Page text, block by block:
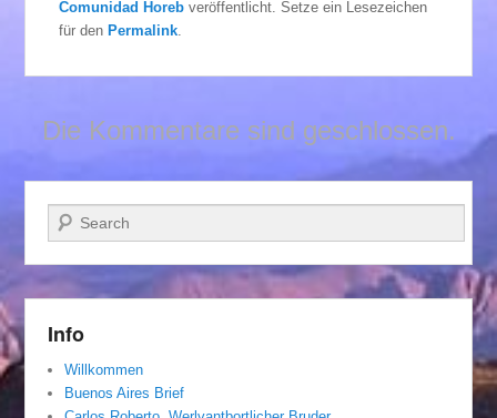
Comunidad Horeb veröffentlicht. Setze ein Lesezeichen
für denPermalink
Die Kommentare sind geschlossen.
Suchen
Info
Willkommen
Buenos Aires Brief